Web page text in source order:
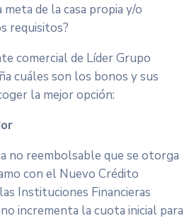
de la casa propia y/o
requisitos?
comercial de Líder Grupo
cuáles son los bonos y sus
la mejor opción:
no reembolsable que se otorga
con el Nuevo Crédito
Instituciones Financieras
incrementa la cuota inicial para